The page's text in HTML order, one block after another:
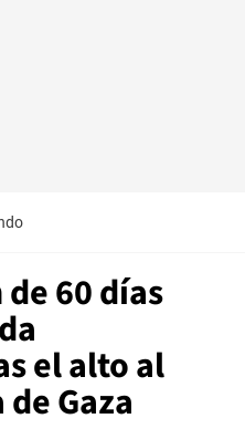
60 días
el alto al
Gaza